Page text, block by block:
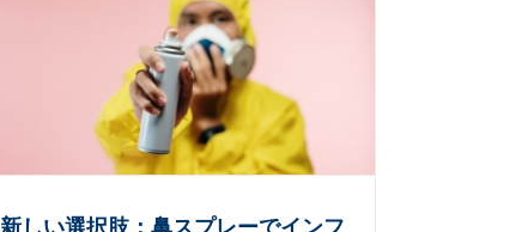
新しい選択肢：鼻スプレーでインフ